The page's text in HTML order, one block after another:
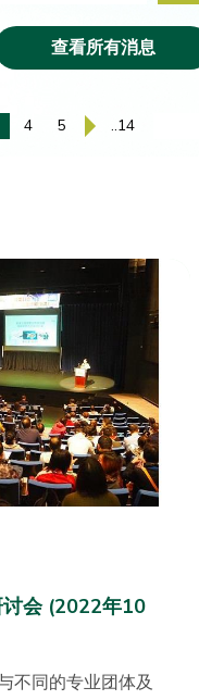
查看所有消息
4 5 ..14
讨会 (2022年10
不同的专业团体及